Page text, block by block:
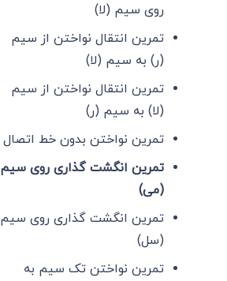
روی سیم (لا)
تمرین انتقال نواختن از سیم
(ر) به سیم (لا)
تمرین انتقال نواختن از سیم
(لا) به سیم (ر)
تمرین نواختن بدون خط اتصال
تمرین انگشت گذاری روی سیم
(می)
تمرین انگشت گذاری روی سیم
(سل)
تمرین نواختن تک سیم به